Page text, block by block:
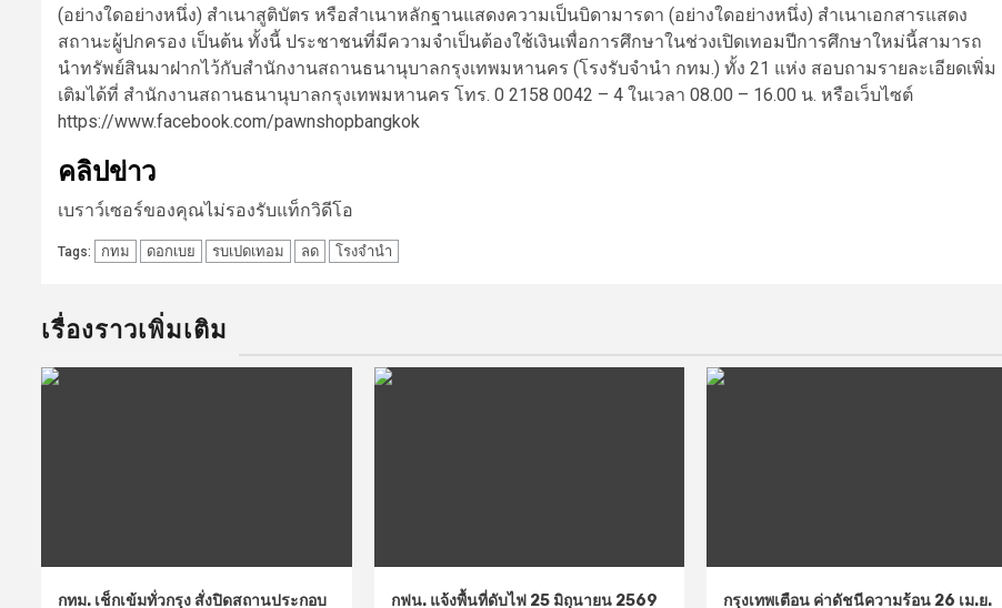
(อย่างใดอย่างหนึ่ง) สำเนาสูติบัตร หรือสำเนาหลักฐานแสดงความเป็นบิดามารดา (อย่างใดอย่างหนึ่ง) สำเนาเอกสารแสดง
สถานะผู้ปกครอง เป็นต้น ทั้งนี้ ประชาชนที่มีความจำเป็นต้องใช้เงินเพื่อการศึกษาในช่วงเปิดเทอมปีการศึกษาใหม่นี้สามารถ
นำทรัพย์สินมาฝากไว้กับสำนักงานสถานธนานุบาลกรุงเทพมหานคร (โรงรับจำนำ กทม.) ทั้ง 21 แห่ง สอบถามรายละเอียดเพิ่ม
เติมได้ที่ สำนักงานสถานธนานุบาลกรุงเทพมหานคร โทร. 0 2158 0042 – 4 ในเวลา 08.00 – 16.00 น. หรือเว็บไซต์
https://www.facebook.com/pawnshopbangkok
คลิปข่าว
เบราว์เซอร์ของคุณไม่รองรับแท็กวิดีโอ
Tags: กทม ดอกเบย รบเปดเทอม ลด โรงจำนำ
เรื่องราวเพิ่มเติม
กทม. เช็กเข้มทั่วกรุง สั่งปิดสถานประกอบ กฟน. แจ้งพื้นที่ดับไฟ 25 มิถุนายน 2569 กรุงเทพเตือน ค่าดัชนีความร้อน 26 เม.ย.